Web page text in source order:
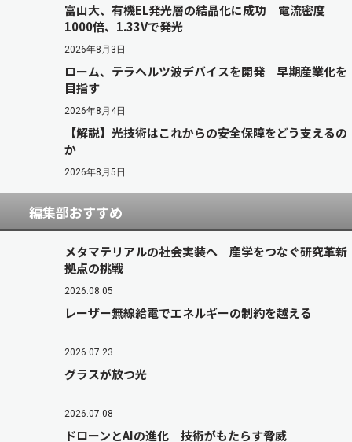
富山大、有機EL発光層の結晶化に成功 電流密度
1000倍、1.33Vで発光
2026年8月3日
ローム、テラヘルツ波デバイスを開発 早期産業化を
目指す
2026年8月4日
【解説】光技術はこれからの安全保障をどう支えるの
か
2026年8月5日
編集部おすすめ
メタマテリアルの社会実装へ 産学をつなぐ研究革新
拠点の挑戦
2026.08.05
レーザー無線給電でエネルギーの制約を越える
2026.07.23
グラスが放つ光
2026.07.08
ドローンとAIの進化 技術がもたらす脅威